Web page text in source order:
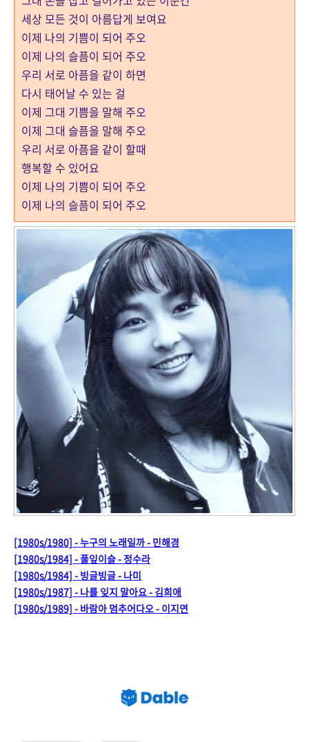
세상 모든 것이 아름답게 보여요
이제 나의 기쁨이 되어 주오
이제 나의 슬픔이 되어 주오
우리 서로 아픔을 같이 하면
다시 태어날 수 있는 걸
이제 그대 기쁨을 말해 주오
이제 그대 슬픔을 말해 주오
우리 서로 아픔을 같이 할때
행복할 수 있어요
이제 나의 기쁨이 되어 주오
이제 나의 슬픔이 되어 주오
[1980s/1980] - 누구의 노래일까 - 민해경
[1980s/1984] - 풀잎이슬 - 정수라
[1980s/1984] - 빙글빙글 - 나미
[1980s/1987] - 나를 잊지 말아요 - 김희애
[1980s/1989] - 바람아 멈추어다오 - 이지연